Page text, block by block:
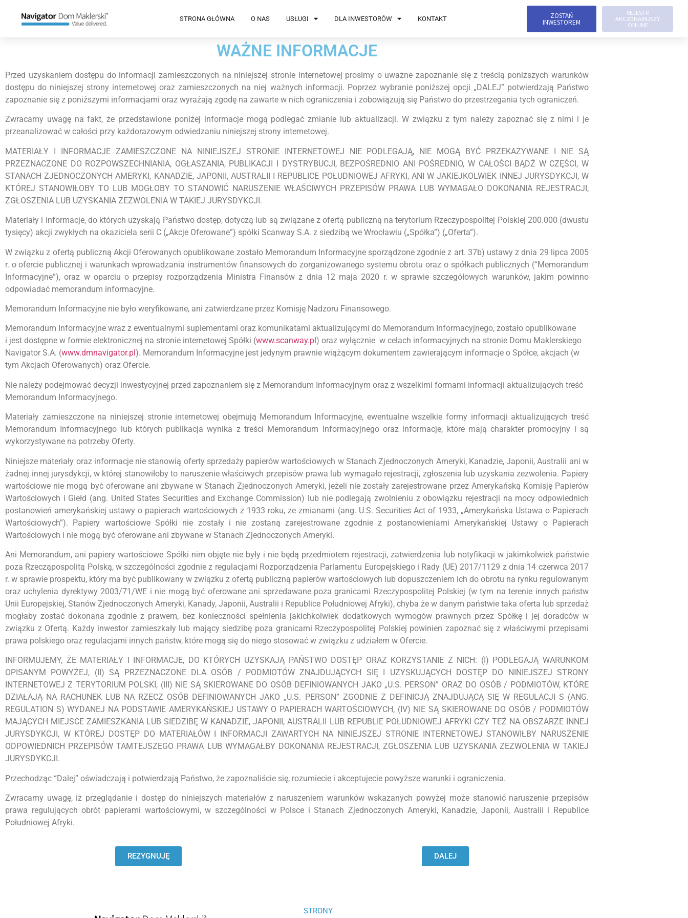
STRONA GŁÓWNA O NAS USŁUGI DLA INWESTORÓW KONTAKT ZOSTAŃ
INWESTOREM
REJESTR
AKCJONARIUSZY
ONLINE
WAŻNE INFORMACJE
Przed uzyskaniem dostępu do informacji zamieszczonych na niniejszej stronie internetowej prosimy o uważne zapoznanie się z treścią poniższych warunków
dostępu do niniejszej strony internetowej oraz zamieszczonych na niej ważnych informacji. Poprzez wybranie poniższej opcji „DALEJ” potwierdzają Państwo
zapoznanie się z poniższymi informacjami oraz wyrażają zgodę na zawarte w nich ograniczenia i zobowiązują się Państwo do przestrzegania tych ograniczeń.
Zwracamy uwagę na fakt, że przedstawione poniżej informacje mogą podlegać zmianie lub aktualizacji. W związku z tym należy zapoznać się z nimi i je
przeanalizować w całości przy każdorazowym odwiedzaniu niniejszej strony internetowej.
MATERIAŁY I INFORMACJE ZAMIESZCZONE NA NINIEJSZEJ STRONIE INTERNETOWEJ NIE PODLEGAJĄ, NIE MOGĄ BYĆ PRZEKAZYWANE I NIE SĄ
PRZEZNACZONE DO ROZPOWSZECHNIANIA, OGŁASZANIA, PUBLIKACJI I DYSTRYBUCJI, BEZPOŚREDNIO ANI POŚREDNIO, W CAŁOŚCI BĄDŹ W CZĘŚCI, W
STANACH ZJEDNOCZONYCH AMERYKI, KANADZIE, JAPONII, AUSTRALII I REPUBLICE POŁUDNIOWEJ AFRYKI, ANI W JAKIEJKOLWIEK INNEJ JURYSDYKCJI, W
KTÓREJ STANOWIŁOBY TO LUB MOGŁOBY TO STANOWIĆ NARUSZENIE WŁAŚCIWYCH PRZEPISÓW PRAWA LUB WYMAGAŁO DOKONANIA REJESTRACJI,
ZGŁOSZENIA LUB UZYSKANIA ZEZWOLENIA W TAKIEJ JURYSDYKCJI.
Materiały i informacje, do których uzyskają Państwo dostęp, dotyczą lub są związane z ofertą publiczną na terytorium Rzeczypospolitej Polskiej 200.000 (dwustu
tysięcy) akcji zwykłych na okaziciela serii C („Akcje Oferowane”) spółki Scanway S.A. z siedzibą we Wrocławiu („Spółka”) („Oferta”).
W związku z ofertą publiczną Akcji Oferowanych opublikowane zostało Memorandum Informacyjne sporządzone zgodnie z art. 37b) ustawy z dnia 29 lipca 2005
r. o ofercie publicznej i warunkach wprowadzania instrumentów finansowych do zorganizowanego systemu obrotu oraz o spółkach publicznych (“Memorandum
Informacyjne”), oraz w oparciu o przepisy rozporządzenia Ministra Finansów z dnia 12 maja 2020 r. w sprawie szczegółowych warunków, jakim powinno
odpowiadać memorandum informacyjne.
Memorandum Informacyjne nie było weryfikowane, ani zatwierdzane przez Komisję Nadzoru Finansowego.
Memorandum Informacyjne wraz z ewentualnymi suplementami oraz komunikatami aktualizującymi do Memorandum Informacyjnego, zostało opublikowane
i jest dostępne w formie elektronicznej na stronie internetowej Spółki (www.scanway.pl ) oraz wyłącznie w celach informacyjnych na stronie Domu Maklerskiego
Navigator S.A. (www.dmnavigator.pl ). Memorandum Informacyjne jest jedynym prawnie wiążącym dokumentem zawierającym informacje o Spółce, akcjach (w
tym Akcjach Oferowanych) oraz Ofercie.
Nie należy podejmować decyzji inwestycyjnej przed zapoznaniem się z Memorandum Informacyjnym oraz z wszelkimi formami informacji aktualizujących treść
Memorandum Informacyjnego.
Materiały zamieszczone na niniejszej stronie internetowej obejmują Memorandum Informacyjne, ewentualne wszelkie formy informacji aktualizujących treść
Memorandum Informacyjnego lub których publikacja wynika z treści Memorandum Informacyjnego oraz informacje, które mają charakter promocyjny i są
wykorzystywane na potrzeby Oferty.
Niniejsze materiały oraz informacje nie stanowią oferty sprzedaży papierów wartościowych w Stanach Zjednoczonych Ameryki, Kanadzie, Japonii, Australii ani w
żadnej innej jurysdykcji, w której stanowiłoby to naruszenie właściwych przepisów prawa lub wymagało rejestracji, zgłoszenia lub uzyskania zezwolenia. Papiery
wartościowe nie mogą być oferowane ani zbywane w Stanach Zjednoczonych Ameryki, jeżeli nie zostały zarejestrowane przez Amerykańską Komisję Papierów
Wartościowych i Giełd (ang. United States Securities and Exchange Commission) lub nie podlegają zwolnieniu z obowiązku rejestracji na mocy odpowiednich
postanowień amerykańskiej ustawy o papierach wartościowych z 1933 roku, ze zmianami (ang. U.S. Securities Act of 1933, „Amerykańska Ustawa o Papierach
Wartościowych”). Papiery wartościowe Spółki nie zostały i nie zostaną zarejestrowane zgodnie z postanowieniami Amerykańskiej Ustawy o Papierach
Wartościowych i nie mogą być oferowane ani zbywane w Stanach Zjednoczonych Ameryki.
Ani Memorandum, ani papiery wartościowe Spółki nim objęte nie były i nie będą przedmiotem rejestracji, zatwierdzenia lub notyfikacji w jakimkolwiek państwie
poza Rzecząpospolitą Polską, w szczególności zgodnie z regulacjami Rozporządzenia Parlamentu Europejskiego i Rady (UE) 2017/1129 z dnia 14 czerwca 2017
r. w sprawie prospektu, który ma być publikowany w związku z ofertą publiczną papierów wartościowych lub dopuszczeniem ich do obrotu na rynku regulowanym
oraz uchylenia dyrektywy 2003/71/WE i nie mogą być oferowane ani sprzedawane poza granicami Rzeczypospolitej Polskiej (w tym na terenie innych państw
Unii Europejskiej, Stanów Zjednoczonych Ameryki, Kanady, Japonii, Australii i Republice Południowej Afryki), chyba że w danym państwie taka oferta lub sprzedaż
mogłaby zostać dokonana zgodnie z prawem, bez konieczności spełnienia jakichkolwiek dodatkowych wymogów prawnych przez Spółkę i jej doradców w
związku z Ofertą. Każdy inwestor zamieszkały lub mający siedzibę poza granicami Rzeczypospolitej Polskiej powinien zapoznać się z właściwymi przepisami
prawa polskiego oraz regulacjami innych państw, które mogą się do niego stosować w związku z udziałem w Ofercie.
INFORMUJEMY, ŻE MATERIAŁY I INFORMACJE, DO KTÓRYCH UZYSKAJĄ PAŃSTWO DOSTĘP ORAZ KORZYSTANIE Z NICH: (I) PODLEGAJĄ WARUNKOM
OPISANYM POWYŻEJ, (II) SĄ PRZEZNACZONE DLA OSÓB / PODMIOTÓW ZNAJDUJĄCYCH SIĘ I UZYSKUJĄCYCH DOSTĘP DO NINIEJSZEJ STRONY
INTERNETOWEJ Z TERYTORIUM POLSKI, (III) NIE SĄ SKIEROWANE DO OSÓB DEFINIOWANYCH JAKO „U.S. PERSON” ORAZ DO OSÓB / PODMIOTÓW, KTÓRE
DZIAŁAJĄ NA RACHUNEK LUB NA RZECZ OSÓB DEFINIOWANYCH JAKO „U.S. PERSON” ZGODNIE Z DEFINICJĄ ZNAJDUJĄCĄ SIĘ W REGULACJI S (ANG.
REGULATION S) WYDANEJ NA PODSTAWIE AMERYKAŃSKIEJ USTAWY O PAPIERACH WARTOŚCIOWYCH, (IV) NIE SĄ SKIEROWANE DO OSÓB / PODMIOTÓW
MAJĄCYCH MIEJSCE ZAMIESZKANIA LUB SIEDZIBĘ W KANADZIE, JAPONII, AUSTRALII LUB REPUBLIE POŁUDNIOWEJ AFRYKI CZY TEŻ NA OBSZARZE INNEJ
JURYSDYKCJI, W KTÓREJ DOSTĘP DO MATERIAŁÓW I INFORMACJI ZAWARTYCH NA NINIEJSZEJ STRONIE INTERNETOWEJ STANOWIŁBY NARUSZENIE
ODPOWIEDNICH PRZEPISÓW TAMTEJSZEGO PRAWA LUB WYMAGAŁBY DOKONANIA REJESTRACJI, ZGŁOSZENIA LUB UZYSKANIA ZEZWOLENIA W TAKIEJ
JURYSDYKCJI.
Przechodząc “Dalej” oświadczają i potwierdzają Państwo, że zapoznaliście się, rozumiecie i akceptujecie powyższe warunki i ograniczenia.
Zwracamy uwagę, iż przeglądanie i dostęp do niniejszych materiałów z naruszeniem warunków wskazanych powyżej może stanowić naruszenie przepisów
prawa regulujących obrót papierami wartościowymi, w szczególności w Polsce i Stanach Zjednoczonych Ameryki, Kanadzie, Japonii, Australii i Republice
Południowej Afryki.
REZYGNUJĘ DALEJ
STRONY